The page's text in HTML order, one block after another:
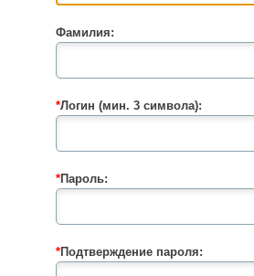
Фамилия:
*Логин (мин. 3 символа):
*Пароль:
*Подтверждение пароля: